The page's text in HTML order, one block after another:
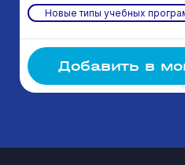
Новые типы учебных
Добавить в